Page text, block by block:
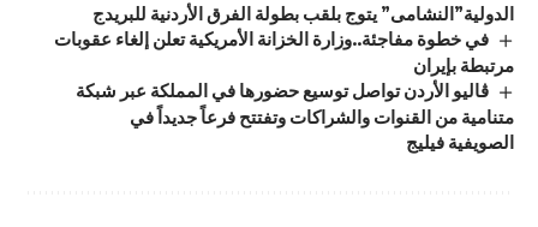
الدولية”النشامى” يتوج بلقب بطولة الفرق الأردنية للبريدج
في خطوة مفاجئة..وزارة الخزانة الأمريكية تعلن إلغاء عقوبات
مرتبطة بإيران
ڤاليو الأردن تواصل توسيع حضورها في المملكة عبر شبكة
متنامية من القنوات والشراكات وتفتتح فرعاً جديداً في
الصويفية فيليج